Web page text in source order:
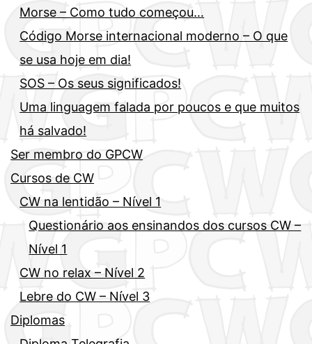
Morse – Como tudo começou…
Código Morse internacional moderno – O que
se usa hoje em dia!
SOS – Os seus significados!
Uma linguagem falada por poucos e que muitos
há salvado!
Ser membro do GPCW
Cursos de CW
CW na lentidão – Nível 1
Questionário aos ensinandos dos cursos CW –
Nível 1
CW no relax – Nível 2
Lebre do CW – Nível 3
Diplomas